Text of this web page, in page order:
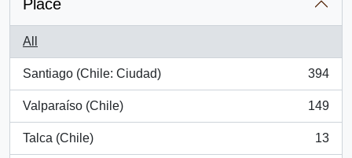
Place
All
Santiago (Chile: Ciudad)
, 394 results
394
Valparaíso (Chile)
, 149 results
149
Talca (Chile)
, 13 results
13